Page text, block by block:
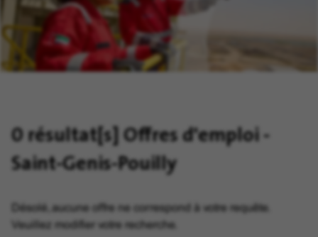
0 résultat[s]Offres d'emploi -
Saint-Genis-Pouilly
Désolé, aucune offre ne correspond à votre requête.
Veuillez modifier votre recherche.